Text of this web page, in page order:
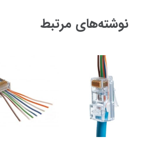
نوشته‌های مرتبط